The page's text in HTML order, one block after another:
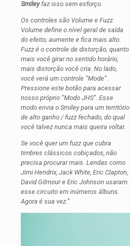
Smileyfaz isso sem esforço.
Os controles são Volume e Fuzz.
Volume define o nível geral de saída
do efeito; aumente e fica mais alto.
Fuzz é o controle de distorção; quanto
mais você girar no sentido horário,
mais distorção você cria. No lado,
você verá um controle “Mode”.
Pressione este botão para acessar
nosso próprio “Modo JHS”. Esse
modo envia o Smiley para um território
de alto ganho / fuzz fechado, do qual
você talvez nunca mais queira voltar.
Se você quer um fuzz que cubra
timbres clássicos cobiçados, não
precisa procurar mais. Lendas como
Jimi Hendrix, Jack White, Eric Clapton,
David Gilmour e Eric Johnson usaram
esse circuito em inúmeros álbuns.
Agora é sua vez.”